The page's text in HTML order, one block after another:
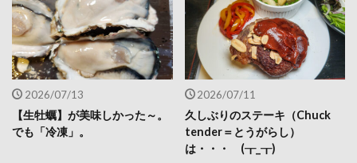
2026/07/13
【生牡蠣】が美味しかった～。
でも「冷凍」。
2026/07/11
久しぶりのステーキ（Chuck
tender＝とうがらし）
は・・・ (┰_┰)